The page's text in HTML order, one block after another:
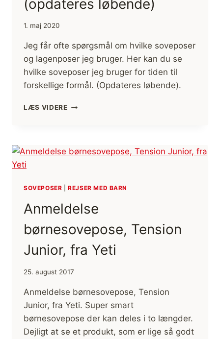
(opdateres løbende)
1. maj 2020
Jeg får ofte spørgsmål om hvilke soveposer
og lagenposer jeg bruger. Her kan du se
hvilke soveposer jeg bruger for tiden til
forskellige formål. (Opdateres løbende).
LÆS VIDERESOVEPOSER/LAGENPOSER
FRILUFTSLIV
(OPDATERES
SOVEPOSER |REJSER MED BARN
Anmeldelse
børnesovepose, Tension
Junior, fra Yeti
25. august 2017
Anmeldelse børnesovepose, Tension
Junior, fra Yeti. Super smart
børnesovepose der kan deles i to længder.
Dejligt at se et produkt, som er lige så godt